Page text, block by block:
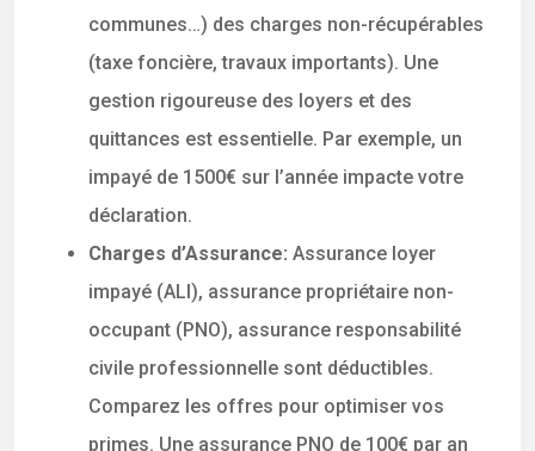
communes…) des charges non-récupérables
(taxe foncière, travaux importants). Une
gestion rigoureuse des loyers et des
quittances est essentielle. Par exemple, un
impayé de 1500€ sur l’année impacte votre
déclaration.
Charges d’Assurance: Assurance loyer
impayé (ALI), assurance propriétaire non-
occupant (PNO), assurance responsabilité
civile professionnelle sont déductibles.
Comparez les offres pour optimiser vos
primes. Une assurance PNO de 100€ par an